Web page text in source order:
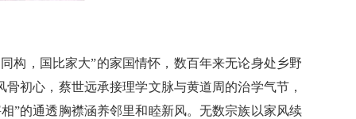
构，国比家大”的家国情怀，数百年来无论身处乡野
初心，蔡世远承接理学文脉与黄道周的治学气节，
”的通透胸襟涵养邻里和睦新风。无数宗族以家风续